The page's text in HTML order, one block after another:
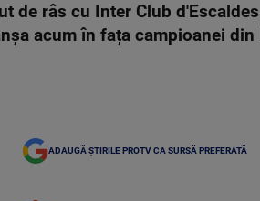
de râs cu Inter Club
acum în fața campioanei din
ADAUGĂ ȘTIRILE PROTV CA SURSĂ PREFERATĂ